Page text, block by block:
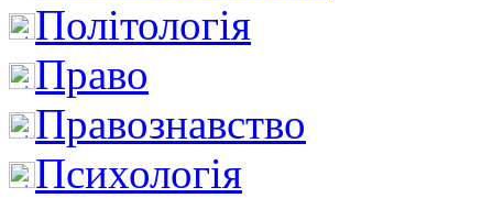
Політологія
Право
Правознавство
Психологія